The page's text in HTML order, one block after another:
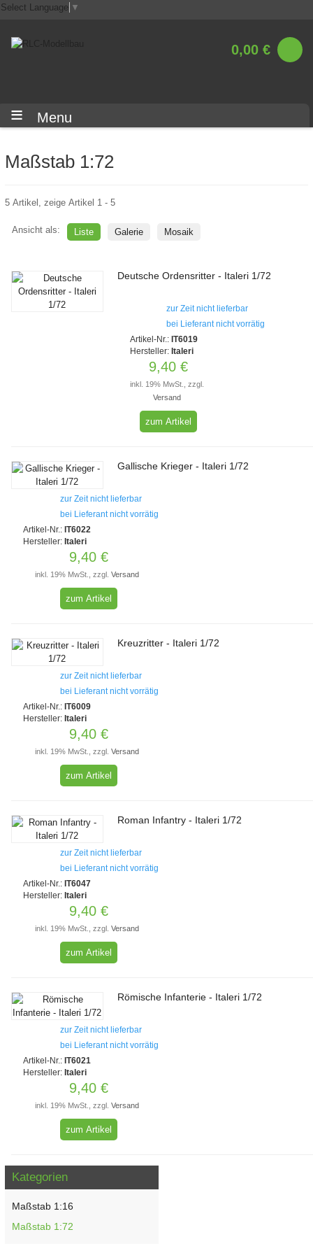
Select Language ▼
0,00 €
Menu
Maßstab 1:72
5 Artikel, zeige Artikel 1 - 5
Ansicht als: Liste Galerie Mosaik
Deutsche Ordensritter - Italeri 1/72
zur Zeit nicht lieferbar
bei Lieferant nicht vorrätig
Artikel-Nr.: IT6019
Hersteller: Italeri
9,40 €
inkl. 19% MwSt., zzgl.
Versand
zum Artikel
Gallische Krieger - Italeri 1/72
zur Zeit nicht lieferbar
bei Lieferant nicht vorrätig
Artikel-Nr.:IT6022
Hersteller:Italeri
9,40 €
inkl. 19% MwSt., zzgl. Versand
zum Artikel
Kreuzritter - Italeri 1/72
zur Zeit nicht lieferbar
bei Lieferant nicht vorrätig
Artikel-Nr.:IT6009
Hersteller:Italeri
9,40 €
inkl. 19% MwSt., zzgl. Versand
zum Artikel
Roman Infantry - Italeri 1/72
zur Zeit nicht lieferbar
bei Lieferant nicht vorrätig
Artikel-Nr.:IT6047
Hersteller:Italeri
9,40 €
inkl. 19% MwSt., zzgl. Versand
zum Artikel
Römische Infanterie - Italeri 1/72
zur Zeit nicht lieferbar
bei Lieferant nicht vorrätig
Artikel-Nr.:IT6021
Hersteller:Italeri
9,40 €
inkl. 19% MwSt., zzgl. Versand
zum Artikel
Kategorien
Maßstab 1:16
Maßstab 1:72